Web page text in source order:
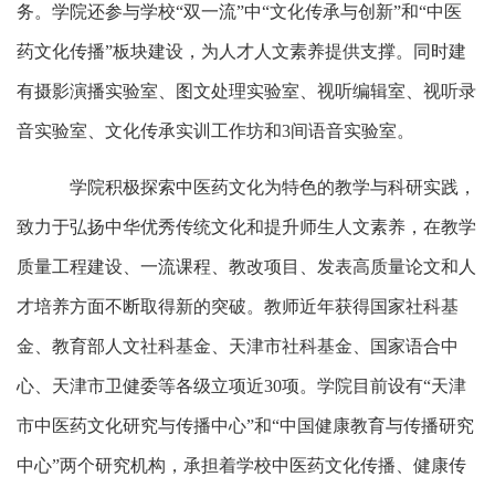
务。学院还参与学校“双一流”中“文化传承与创新”和“中医
药文化传播”板块建设，为人才人文素养提供支撑。同时建
有摄影演播实验室、图文处理实验室、视听编辑室、视听录
音实验室、文化传承实训工作坊和3间语音实验室。
学院积极探索中医药文化为特色的教学与科研实践，
致力于弘扬中华优秀传统文化和提升师生人文素养，在教学
质量工程建设、一流课程、教改项目、发表高质量论文和人
才培养方面不断取得新的突破。教师近年获得国家社科基
金、教育部人文社科基金、天津市社科基金、国家语合中
心、天津市卫健委等各级立项近30项。学院目前设有“天津
市中医药文化研究与传播中心”和“中国健康教育与传播研究
中心”两个研究机构，承担着学校中医药文化传播、健康传